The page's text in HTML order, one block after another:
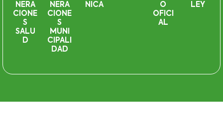
NERA
CIONE
S
SALU
D
NERA
CIONE
S
MUNI
CIPALI
DAD
NICA
O
OFICI
AL
LEY